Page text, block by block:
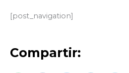
[post_navigation]
Compartir: